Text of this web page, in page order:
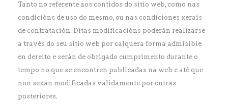
Tanto no referente aos contidos do sitio web, como nas
condicións de uso do mesmo, ou nas condiciones xerais
de contratación. Ditas modificacións poderán realizarse
a través do seu sitio web por calquera forma admisible
en dereito e serán de obrigado cumprimento durante o
tempo no que se encontren publicadas na web e até que
non sexan modificadas validamente por outras
posteriores.